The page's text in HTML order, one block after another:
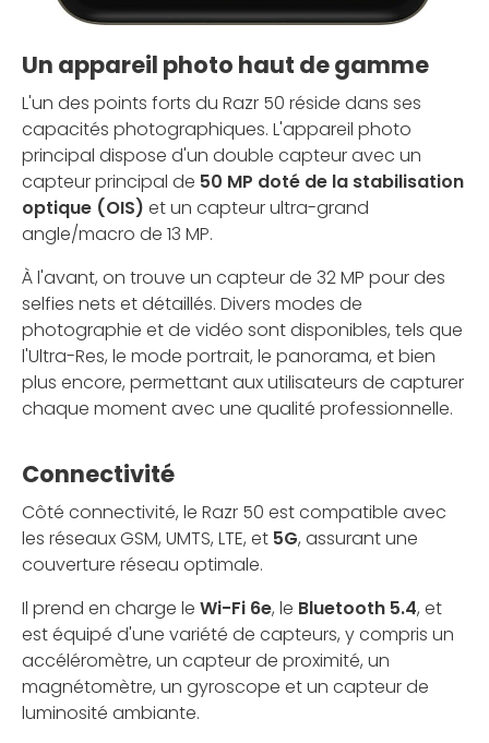
Un appareil photo haut de gamme
L'un des points forts du Razr 50 réside dans ses
capacités photographiques. L'appareil photo
principal dispose d'un double capteur avec un
capteur principal de 50 MP doté de la stabilisation
optique (OIS) et un capteur ultra-grand
angle/macro de 13 MP.
À l'avant, on trouve un capteur de 32 MP pour des
selfies nets et détaillés. Divers modes de
photographie et de vidéo sont disponibles, tels que
l'Ultra-Res, le mode portrait, le panorama, et bien
plus encore, permettant aux utilisateurs de capturer
chaque moment avec une qualité professionnelle.
Connectivité
Côté connectivité, le Razr 50 est compatible avec
les réseaux GSM, UMTS, LTE, et 5G, assurant une
couverture réseau optimale.
Il prend en charge le Wi-Fi 6e, le Bluetooth 5.4, et
est équipé d'une variété de capteurs, y compris un
accéléromètre, un capteur de proximité, un
magnétomètre, un gyroscope et un capteur de
luminosité ambiante.